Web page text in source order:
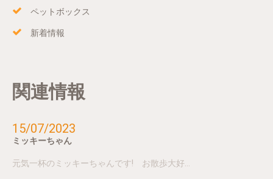
ペットボックス
新着情報
関連情報
15/07/2023
ミッキーちゃん
元気一杯のミッキーちゃんです! お散歩大好…